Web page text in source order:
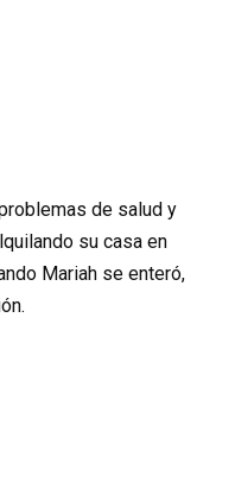
de salud y
su casa en
Mariah se enteró,